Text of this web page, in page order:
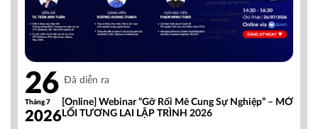
26
Tháng 7
2026
Đã diễn ra
[Online] Webinar “Gỡ Rối Mê Cung Sự Nghiệp” – MỞ
LỐI TƯƠNG LAI LẬP TRÌNH 2026